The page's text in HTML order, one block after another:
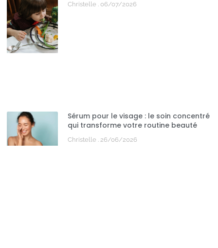
Christelle 06/07/2026
Sérum pour le visage : le soin concentré
qui transforme votre routine beauté
Christelle 26/06/2026